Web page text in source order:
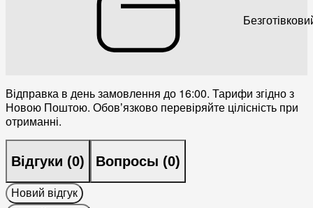
Відправка в день замовлення до 16:00. Тарифи згідно з
Новою Поштою. Обовʼязково перевіряйте цілісність при
отриманні.
Відгуки (0) Вопросы (0)
Новий відгук